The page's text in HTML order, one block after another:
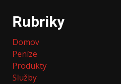
Rubriky
Domov
Peníze
Produkty
Služby